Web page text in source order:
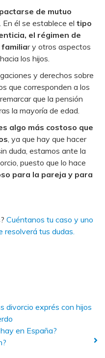
de mutuo
él se establece el tipo
el régimen de
r y otros aspectos
los hijos.
y derechos sobre
que corresponden a los
que la pensión
la mayoría de edad.
algo más costoso que
, ya que hay que hacer
duda, estamos ante la
puesto que lo hace
para la pareja y para
Cuéntanos tu caso y uno
tus dudas.
divorcio exprés con hijos
en España?